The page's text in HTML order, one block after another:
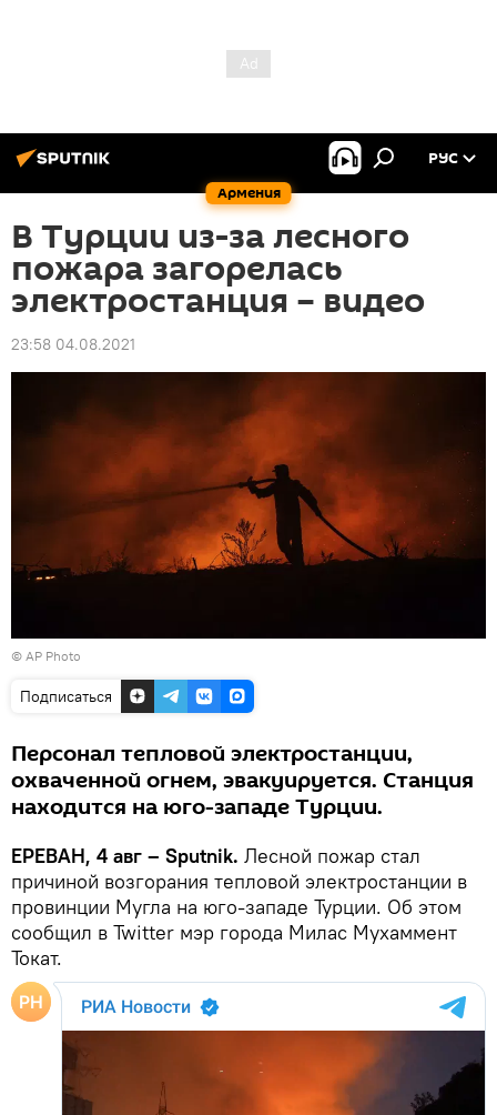
Армения
РУС
В Турции из-за лесного
пожара загорелась
электростанция – видео
23:58 04.08.2021
© AP Photo
Подписаться
Персонал тепловой электростанции,
охваченной огнем, эвакуируется. Станция
находится на юго-западе Турции.
ЕРЕВАН, 4 авг – Sputnik. Лесной пожар стал
причиной возгорания тепловой электростанции в
провинции Мугла на юго-западе Турции. Об этом
сообщил в Twitter мэр города Милас Мухаммент
Токат.